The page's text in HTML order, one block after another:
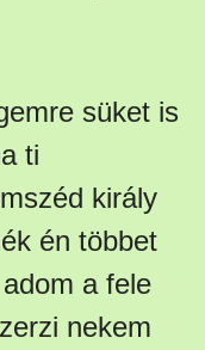
süket is
ti
király
én többet
a fele
nekem